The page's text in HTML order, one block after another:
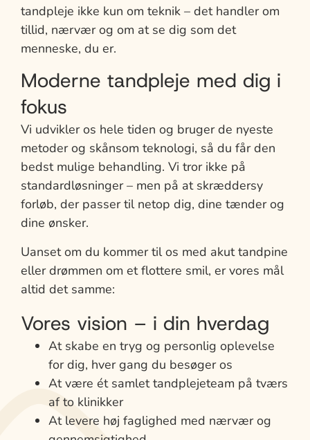
tandpleje ikke kun om teknik – det handler om
tillid, nærvær og om at se dig som det
menneske, du er.
Moderne tandpleje med dig i
fokus
Vi udvikler os hele tiden og bruger de nyeste
metoder og skånsom teknologi, så du får den
bedst mulige behandling. Vi tror ikke på
standardløsninger – men på at skræddersy
forløb, der passer til netop dig, dine tænder og
dine ønsker.
Uanset om du kommer til os med akut tandpine
eller drømmen om et flottere smil, er vores mål
altid det samme:
Vores vision – i din hverdag
At skabe en tryg og personlig oplevelse
for dig, hver gang du besøger os
At være ét samlet tandplejeteam på tværs
af to klinikker
At levere høj faglighed med nærvær og